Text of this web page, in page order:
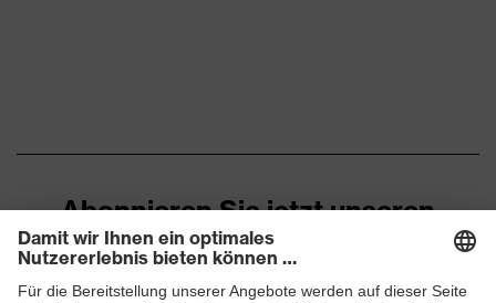
Abonnieren Sie jetzt unseren
Newsletter